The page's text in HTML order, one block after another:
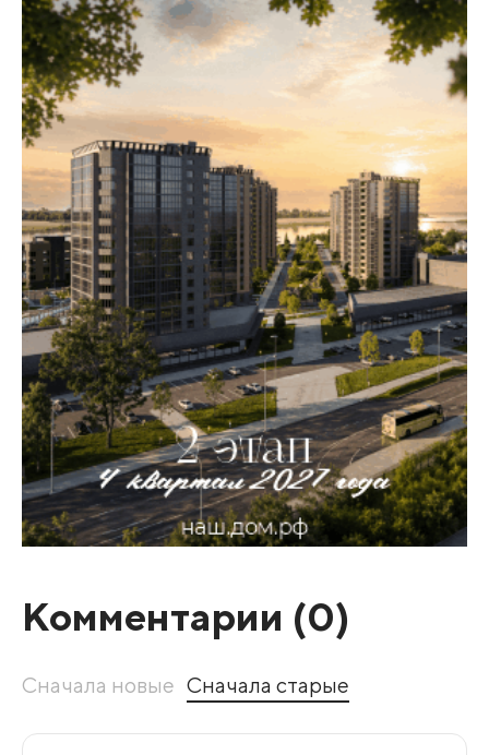
Комментарии (0)
Сначала новые Сначала старые